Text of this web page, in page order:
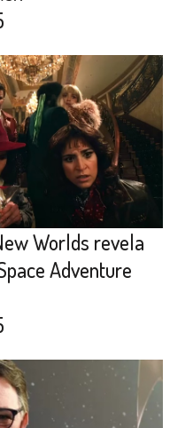
Worlds revela
Adventure